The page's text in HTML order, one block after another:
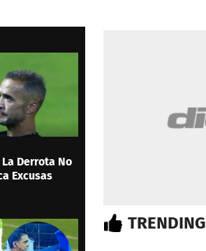
La Derrota No
Excusas
TRENDING